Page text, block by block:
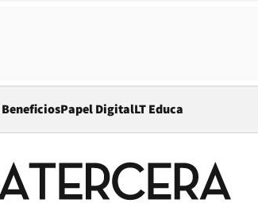
BeneficiosPapel DigitalOpens in new window
LT Educa